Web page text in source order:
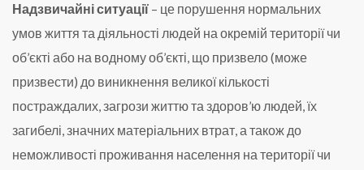
Надзвичайні ситуації – це порушення нормальних
умов життя та діяльності людей на окремій території чи
об’єкті або на водному об’єкті, що призвело (може
призвести) до виникнення великої кількості
постраждалих, загрози життю та здоров’ю людей, їх
загибелі, значних матеріальних втрат, а також до
неможливості проживання населення на території чи